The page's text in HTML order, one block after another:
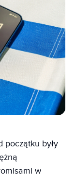
początku były
w